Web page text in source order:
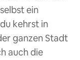
ein
kehrst in
ganzen Stadt
auch die